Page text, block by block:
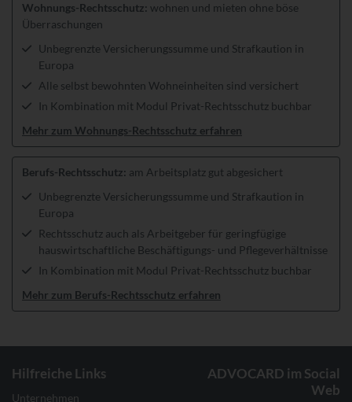
Wohnungs-Rechtsschutz: wohnen und mieten ohne böse
Überraschungen
Unbegrenzte Versicherungssumme und Strafkaution in
Europa
Alle selbst bewohnten Wohneinheiten sind versichert
In Kombination mit Modul Privat-Rechtsschutz buchbar
Mehr zum Wohnungs-Rechtsschutz erfahren
Berufs-Rechtsschutz: am Arbeitsplatz gut abgesichert
Unbegrenzte Versicherungssumme und Strafkaution in
Europa
Rechtsschutz auch als Arbeitgeber für geringfügige
hauswirtschaftliche Beschäftigungs- und Pflegeverhältnisse
In Kombination mit Modul Privat-Rechtsschutz buchbar
Mehr zum Berufs-Rechtsschutz erfahren
Hilfreiche Links
Unternehmen
ADVOCARD im Social
Web